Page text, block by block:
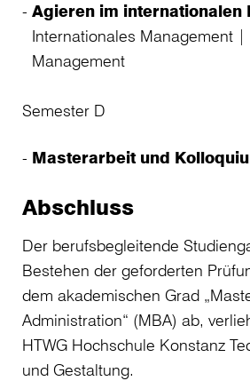
Agieren im internationalen
Internationales Management |
Management
Semester D
Masterarbeit und
Abschluss
Der berufsbegleitende
Bestehen der geforderten
dem akademischen Grad
Administration“ (MBA) ab,
HTWG Hochschule Konstanz
und Gestaltung.